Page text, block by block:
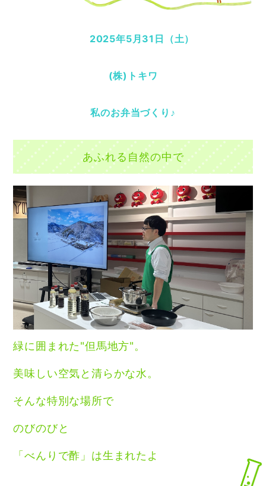
2025年5月31日（土）
(株)トキワ
私のお弁当づくり♪
あふれる自然の中で
緑に囲まれた"但馬地方"。
美味しい空気と清らかな水。
そんな特別な場所で
のびのびと
「べんりで酢」は生まれたよ